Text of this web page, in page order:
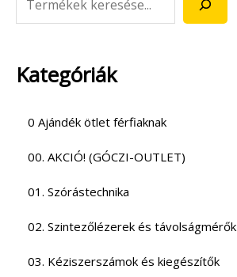
Kategóriák
0 Ajándék ötlet férfiaknak
00. AKCIÓ! (GÓCZI-OUTLET)
01. Szórástechnika
02. Szintezőlézerek és távolságmérők
03. Kéziszerszámok és kiegészítők